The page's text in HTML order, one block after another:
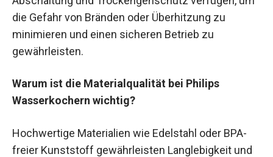
die Gefahr von Bränden oder Überhitzung zu
minimieren und einen sicheren Betrieb zu
gewährleisten.
Warum ist die Materialqualität bei Philips
Wasserkochern wichtig?
Hochwertige Materialien wie Edelstahl oder BPA-
freier Kunststoff gewährleisten Langlebigkeit und